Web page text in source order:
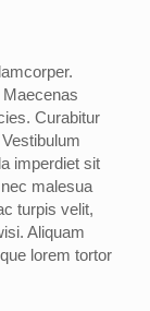
Curabitur
imperdiet sit
malesua
turpis velit,
Aliquam
lorem tortor